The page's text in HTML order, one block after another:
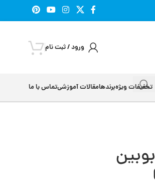
ورود / ثبت نام
تخفیفات ویژهبرندهامقالات آموزشیتماس با ما
رله 11 پایه فیندر 3 کنتاکت 10A بوبین